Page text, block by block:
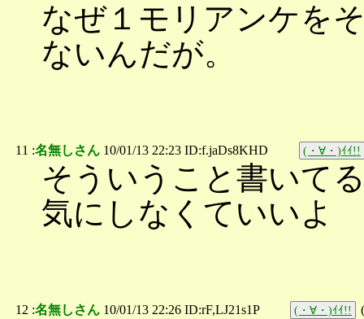
なぜ１モリアンケを
ないんだが。
11 :名無しさん 10/01/13 22:23 ID:f.jaDs8KHD (・∀・)ｲｲ!!
そういうこと書いて
気にしなくていいよ
12 :名無しさん 10/01/13 22:26 ID:rF,LJ21s1P (・∀・)ｲｲ!! (